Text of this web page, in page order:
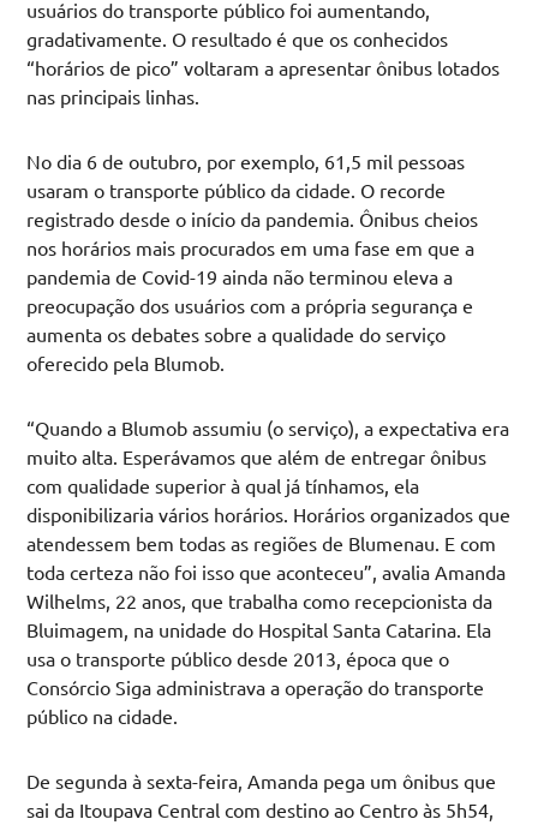
usuários do transporte público foi aumentando,
gradativamente. O resultado é que os conhecidos
“horários de pico” voltaram a apresentar ônibus lotados
nas principais linhas.
No dia 6 de outubro, por exemplo, 61,5 mil pessoas
usaram o transporte público da cidade. O recorde
registrado desde o início da pandemia. Ônibus cheios
nos horários mais procurados em uma fase em que a
pandemia de Covid-19 ainda não terminou eleva a
preocupação dos usuários com a própria segurança e
aumenta os debates sobre a qualidade do serviço
oferecido pela Blumob.
“Quando a Blumob assumiu (o serviço), a expectativa era
muito alta. Esperávamos que além de entregar ônibus
com qualidade superior à qual já tínhamos, ela
disponibilizaria vários horários. Horários organizados que
atendessem bem todas as regiões de Blumenau. E com
toda certeza não foi isso que aconteceu”, avalia Amanda
Wilhelms, 22 anos, que trabalha como recepcionista da
Bluimagem, na unidade do Hospital Santa Catarina. Ela
usa o transporte público desde 2013, época que o
Consórcio Siga administrava a operação do transporte
público na cidade.
De segunda à sexta-feira, Amanda pega um ônibus que
sai da Itoupava Central com destino ao Centro às 5h54,